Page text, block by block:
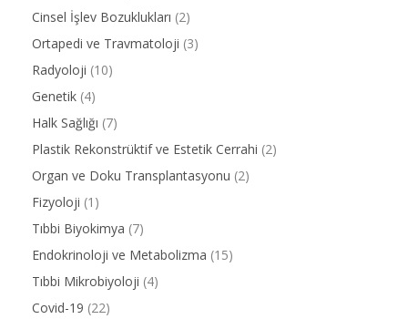
Cinsel İşlev Bozuklukları (2)
Ortapedi ve Travmatoloji (3)
Radyoloji (10)
Genetik (4)
Halk Sağlığı (7)
Plastik Rekonstrüktif ve Estetik Cerrahi (2)
Organ ve Doku Transplantasyonu (2)
Fizyoloji (1)
Tıbbi Biyokimya (7)
Endokrinoloji ve Metabolizma (15)
Tıbbi Mikrobiyoloji (4)
Covid-19 (22)